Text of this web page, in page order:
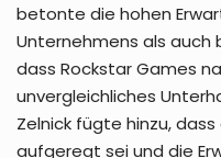
betonte die hohen
Unternehmens als auch
dass Rockstar Games
unvergleichliches
Zelnick fügte hinzu,
aufgeregt sei und die